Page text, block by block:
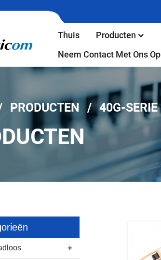
Thuis Producten
Neem Contact Met Ons Op
PRODUCTEN 40G-SERIE